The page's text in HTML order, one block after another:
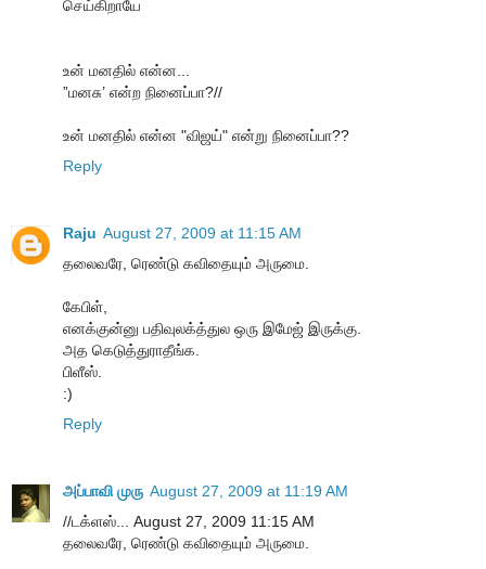
செய்கிறாயே
உன் மனதில் என்ன...
”மனசு’ என்ற நினைப்பா?//
உன் மனதில் என்ன "விஜய்" என்று நினைப்பா??
Reply
Raju August 27, 2009 at 11:15 AM
தலைவரே, ரெண்டு கவிதையும் அருமை.
கேபிள்,
எனக்குன்னு பதிவுலக்த்துல ஒரு இமேஜ் இருக்கு.
அத கெடுத்துராதீங்க.
பிளீஸ்.
:)
Reply
அப்பாவி முரு August 27, 2009 at 11:19 AM
//டக்ளஸ்... August 27, 2009 11:15 AM
தலைவரே, ரெண்டு கவிதையும் அருமை.